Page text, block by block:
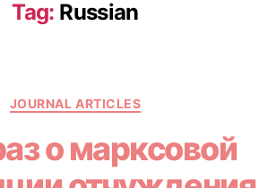
Tag: Russian
JOURNAL ARTICLES
о марксовой